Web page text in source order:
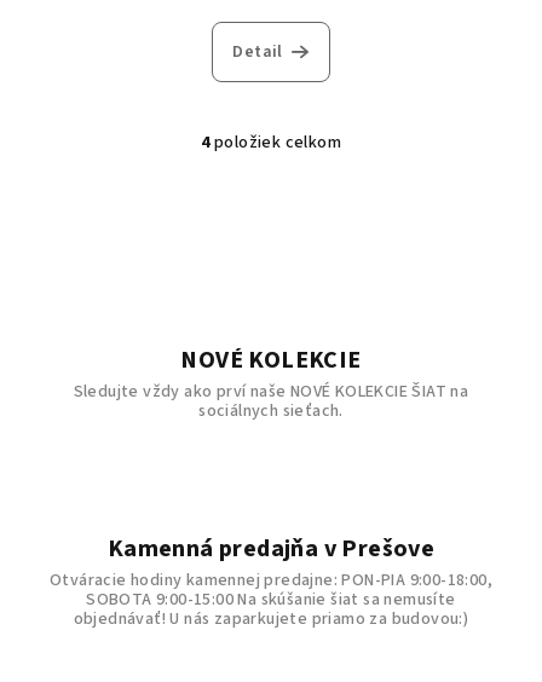
Detail
O
i
e
p
v
ý
p
i
4položiek celkom
NOVÉ KOLEKCIE
Sledujte vždy ako prví naše NOVÉ KOLEKCIE ŠIAT na
sociálnych sieťach.
Kamenná predajňa v Prešove
Otváracie hodiny kamennej predajne: PON-PIA 9:00-18:00,
SOBOTA 9:00-15:00 Na skúšanie šiat sa nemusíte
objednávať! U nás zaparkujete priamo za budovou:)